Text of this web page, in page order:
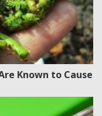
Known to Cause